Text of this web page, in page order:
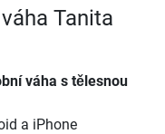
Tanita
váha s tělesnou
a iPhone